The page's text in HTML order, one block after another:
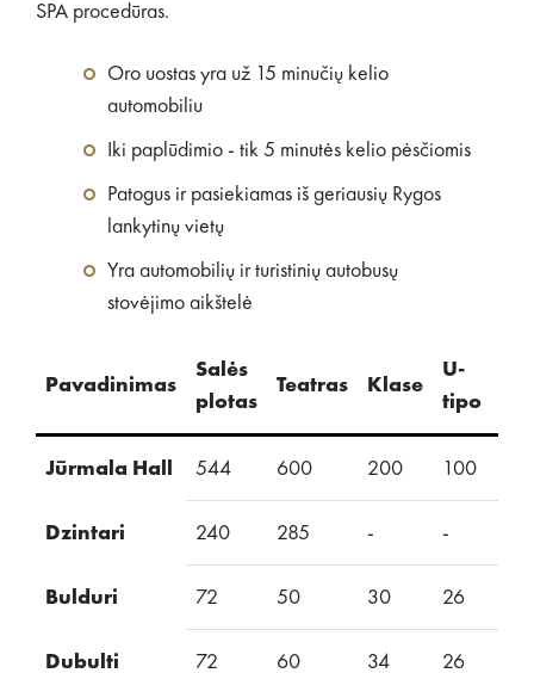
SPA procedūras.
Oro uostas yra už 15 minučių kelio
automobiliu
Iki paplūdimio - tik 5 minutės kelio pėsčiomis
Patogus ir pasiekiamas iš geriausių Rygos
lankytinų vietų
Yra automobilių ir turistinių autobusų
stovėjimo aikštelė
Pavadinimas
Salės
plotas
Teatras Klase
U-
tipo
Jūrmala Hall 544 600 200 100
Dzintari 240 285 - -
Bulduri 72 50 30 26
Dubulti 72 60 34 26